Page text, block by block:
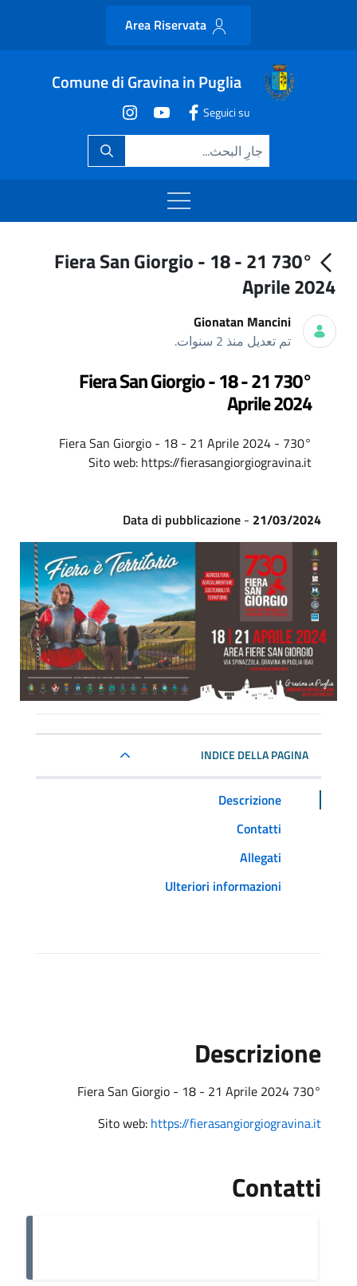
Comune di Gravina in Puglia
Seguici su
730° Fiera San Giorgio - 18 - 21
Aprile 2024
Gionatan Mancini
تم تعديل منذ 2 سنوات.
730° Fiera San Giorgio - 18 - 21
Aprile 2024
730° Fiera San Giorgio - 18 - 21 Aprile 2024 -
Sito web: https://fierasangiorgiogravina.it
Data di pubblicazione - 21/03/2024
INDICE DELLA PAGINA
Descrizione
Contatti
Allegati
Ulteriori informazioni
Descrizione
730° Fiera San Giorgio - 18 - 21 Aprile 2024
Sito web: https://fierasangiorgiogravina.it
Contatti